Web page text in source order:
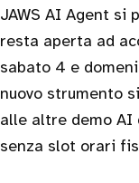
JAWS AI Agent si
resta aperta ad
sabato 4 e
nuovo strumento
alle altre demo AI
senza slot orari